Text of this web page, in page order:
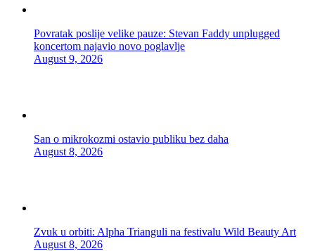
Povratak poslije velike pauze: Stevan Faddy unplugged
koncertom najavio novo poglavlje
August 9, 2026
San o mikrokozmi ostavio publiku bez daha
August 8, 2026
Zvuk u orbiti: Alpha Trianguli na festivalu Wild Beauty Art
August 8, 2026